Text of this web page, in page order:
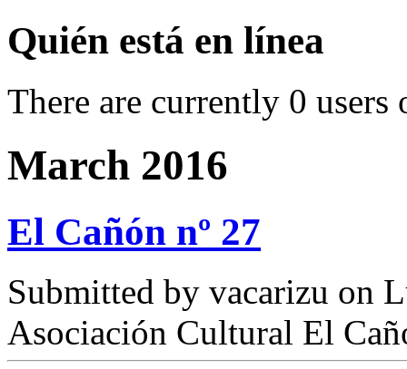
Quién está en línea
There are currently 0 users
March 2016
El Cañón nº 27
Submitted by vacarizu on
Asociación Cultural El